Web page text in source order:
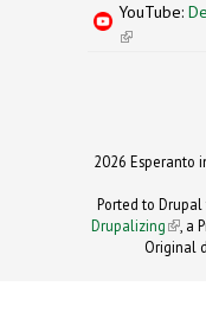
YouTube:
(link is
2026 Esperanto
Ported to
Drupalizing(link
, a
Original